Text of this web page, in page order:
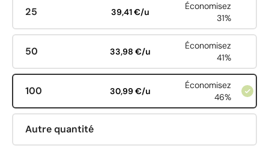
25 39,41 €/u
Économisez
31%
50 33,98 €/u
Économisez
41%
100 30,99 €/u
Économisez
46%
Autre quantité